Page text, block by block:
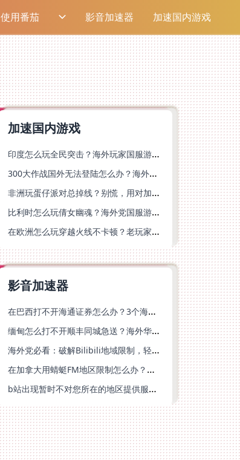
使用番茄 影音加速器 加速国内游戏
加速国内游戏
印度怎么玩全民突击？海外玩家国服游戏加速器终极指南（附原神延迟优化+精灵之境加速器选择）
300大作战国外无法登陆怎么办？海外玩家国服畅玩终极指南（附实测推荐）
非洲玩蛋仔派对总掉线？别慌，用对加速器就能丝滑开跑！
比利时怎么玩倩女幽魂？海外党国服游戏加速避坑指南（附实测推荐）
在欧洲怎么玩穿越火线不卡顿？老玩家亲测有效的加速器选择指南
影音加速器
在巴西打不开海通证券怎么办？3个海外生活痛点的统一解决方案
缅甸怎么打不开顺丰同城急送？海外华人必备的回国加速指南（附B站会员游戏解决方案）
海外党必看：破解Bilibili地域限制，轻松追剧听歌还能流畅理财的实用指南
在加拿大用蜻蜓FM地区限制怎么办？海外党亲测有效的回国加速方案
b站出现暂时不对您所在的地区提供服务怎么回事？海外党亲测有效的回国加速方案